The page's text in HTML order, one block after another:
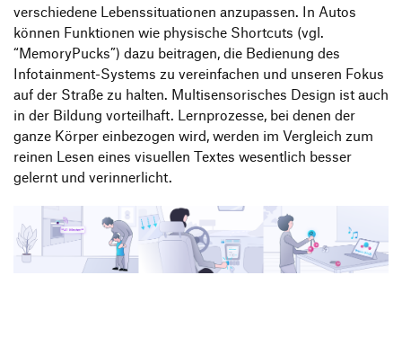
verschiedene Lebenssituationen anzupassen. In Autos
können Funktionen wie physische Shortcuts (vgl.
“MemoryPucks”) dazu beitragen, die Bedienung des
Infotainment-Systems zu vereinfachen und unseren Fokus
auf der Straße zu halten. Multisensorisches Design ist auch
in der Bildung vorteilhaft. Lernprozesse, bei denen der
ganze Körper einbezogen wird, werden im Vergleich zum
reinen Lesen eines visuellen Textes wesentlich besser
gelernt und verinnerlicht.